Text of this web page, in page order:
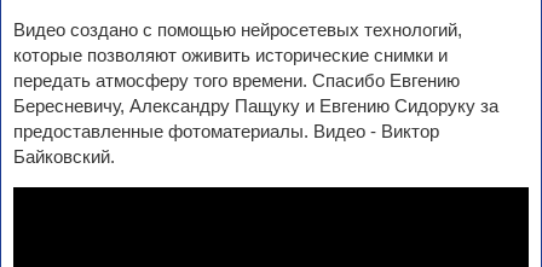
Видео создано с помощью нейросетевых технологий,
которые позволяют оживить исторические снимки и
передать атмосферу того времени. Спасибо Евгению
Бересневичу, Александру Пащуку и Евгению Сидоруку за
предоставленные фотоматериалы. Видео - Виктор
Байковский.